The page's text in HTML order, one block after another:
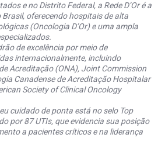
e no Distrito Federal, a Rede D’Or é a
Brasil, oferecendo hospitais de alta
(Oncologia D’Or) e uma ampla
de excelência por meio de
internacionalmente, incluindo
Acreditação (ONA), Joint Commission
Canadense de Acreditação Hospitalar
Society of Clinical Oncology
cuidado de ponta está no selo Top
por 87 UTIs, que evidencia sua posição
a pacientes críticos e na liderança